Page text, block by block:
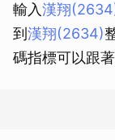
輸入漢翔
到 漢翔(2634)
碼指標可以跟著